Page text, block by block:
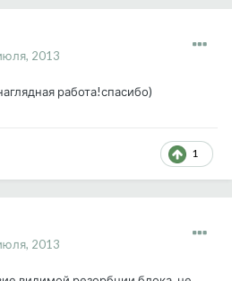
2013
работа!спасибо)
1
2013